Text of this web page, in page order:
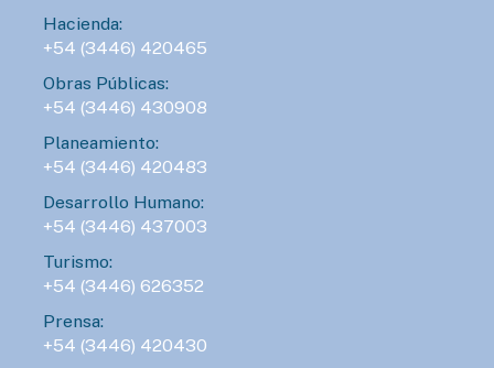
Hacienda:
+54 (3446) 420465
Obras Públicas:
+54 (3446) 430908
Planeamiento:
+54 (3446) 420483
Desarrollo Humano:
+54 (3446) 437003
Turismo:
+54 (3446) 626352
Prensa:
+54 (3446) 420430